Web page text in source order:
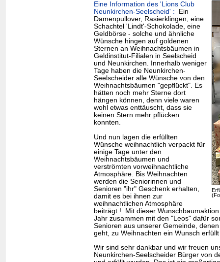
Eine Information des 'Lions Club
Neunkirchen-Seelscheid' : Ein
Damenpullover, Rasierklingen, eine
Schachtel 'Lindt'-Schokolade, eine
Geldbörse - solche und ähnliche
Wünsche hingen auf goldenen
Sternen an Weihnachtsbäumen in
Geldinstitut-Filialen in Seelscheid
und Neunkirchen. Innerhalb weniger
Tage haben die Neunkirchen-
Seelscheider alle Wünsche von den
Weihnachtsbäumen "gepflückt". Es
hätten noch mehr Sterne dort
hängen können, denn viele waren
wohl etwas enttäuscht, dass sie
keinen Stern mehr pflücken
konnten.
Und nun lagen die erfüllten
Wünsche weihnachtlich verpackt für
einige Tage unter den
Weihnachtsbäumen und
verströmten vorweihnachtliche
Atmosphäre. Bis Weihnachten
werden die Seniorinnen und
Senioren "ihr" Geschenk erhalten,
damit es bei ihnen zur
weihnachtlichen Atmosphäre
beiträgt ! Mit dieser
Jahr zusammen mit den "Leos" dafür
Senioren aus unserer Gemeinde,
geht, zu Weihnachten ein Wunsch
Wir sind sehr dankbar und wir freuen
Neunkirchen-Seelscheider Bürger von